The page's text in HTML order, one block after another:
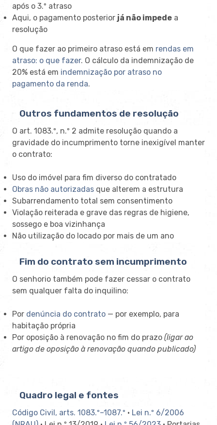
após o 3.º atraso
Aqui, o pagamento posterior já não impede a
resolução
O que fazer ao primeiro atraso está em rendas em
atraso: o que fazer. O cálculo da indemnização de
20% está em indemnização por atraso no
pagamento da renda.
Outros fundamentos de resolução
O art. 1083.º, n.º 2 admite resolução quando a
gravidade do incumprimento torne inexigível manter
o contrato:
Uso do imóvel para fim diverso do contratado
Obras não autorizadas que alterem a estrutura
Subarrendamento total sem consentimento
Violação reiterada e grave das regras de higiene,
sossego e boa vizinhança
Não utilização do locado por mais de um ano
Fim do contrato sem incumprimento
O senhorio também pode fazer cessar o contrato
sem qualquer falta do inquilino:
Por denúncia do contrato — por exemplo, para
habitação própria
Por oposição à renovação no fim do prazo (ligar ao
artigo de oposição à renovação quando publicado)
Quadro legal e fontes
Código Civil, arts. 1083.º–1087.º · Lei n.º 6/2006